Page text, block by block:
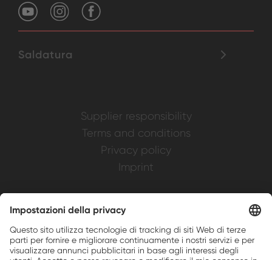
Saldatura
Supplier responsibility
Terms and conditions
Privacy policy
Imprint
Brands, Inc.